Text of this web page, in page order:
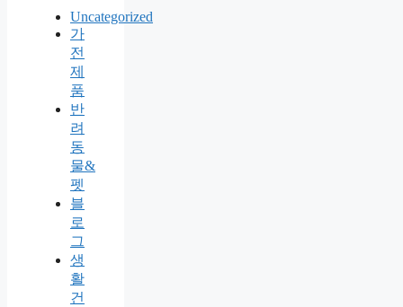
Uncategorized
가
전
제
품
반
려
동
물&
펫
블
로
그
생
활
건